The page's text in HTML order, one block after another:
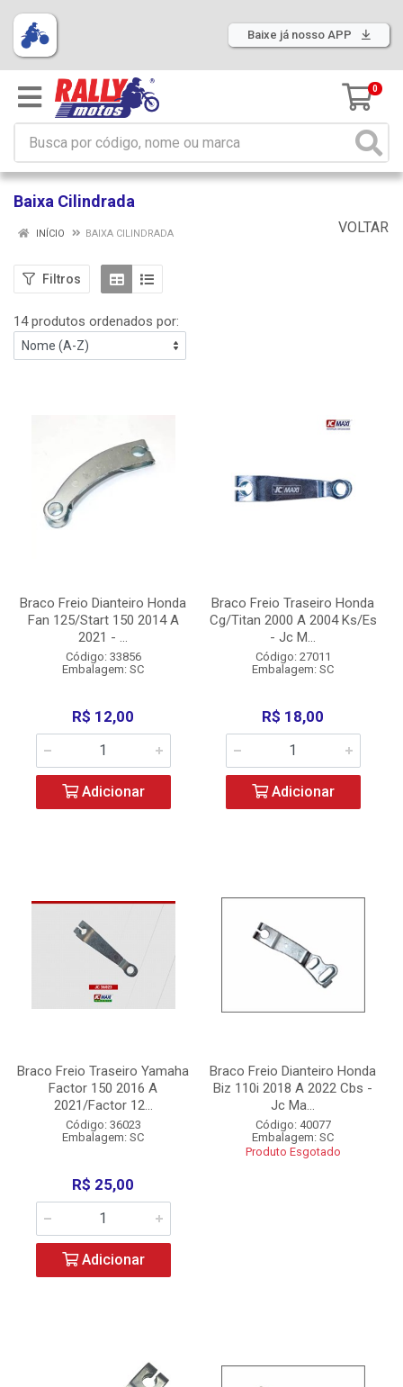
Baixe já nosso APP
0
Baixa Cilindrada
VOLTAR
INÍCIO BAIXA CILINDRADA
Filtros
14 produtos ordenados por:
Braco Freio Dianteiro Honda
Fan 125/Start 150 2014 A
2021 - ...
Código: 33856
Embalagem: SC
R$ 12,00
Adicionar
Braco Freio Traseiro Honda
Cg/Titan 2000 A 2004 Ks/Es
- Jc M...
Código: 27011
Embalagem: SC
R$ 18,00
Adicionar
Braco Freio Traseiro Yamaha
Factor 150 2016 A
2021/Factor 12...
Código: 36023
Embalagem: SC
R$ 25,00
Adicionar
Braco Freio Dianteiro Honda
Biz 110i 2018 A 2022 Cbs -
Jc Ma...
Código: 40077
Embalagem: SC
Produto Esgotado